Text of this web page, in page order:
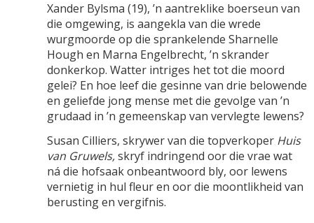
Xander Bylsma (19), ’n aantreklike boerseun van
die omgewing, is aangekla van die wrede
wurgmoorde op die sprankelende Sharnelle
Hough en Marna Engelbrecht, ’n skrander
donkerkop. Watter intriges het tot die moord
gelei? En hoe leef die gesinne van drie belowende
en geliefde jong mense met die gevolge van ’n
grudaad in ’n gemeenskap van vervlegte lewens?
Susan Cilliers, skrywer van die topverkoper Huis
van Gruwels,skryf indringend oor die vrae wat
ná die hofsaak onbeantwoord bly, oor lewens
vernietig in hul fleur en oor die moontlikheid van
berusting en vergifnis.